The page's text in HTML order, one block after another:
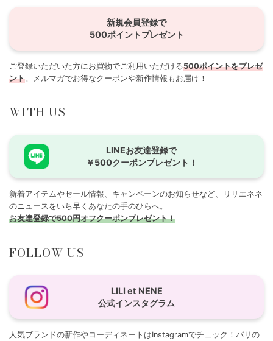
新規会員登録で
500ポイントプレゼント
ご登録いただいた方にお買物でご利用いただける500ポイントをプレゼ
ント。メルマガでお得なクーポンや新作情報もお届け！
WITH US
LINEお友達登録で
￥500クーポンプレゼント！
新着アイテムやセール情報、キャンペーンのお知らせなど、リリエネネ
のニュースをいち早くあなたの手のひらへ。
お友達登録で500円オフクーポンプレゼント！
FOLLOW US
LILI et NENE
公式インスタグラム
人気ブランドの新作やコーディネートはInstagramでチェック！パリの